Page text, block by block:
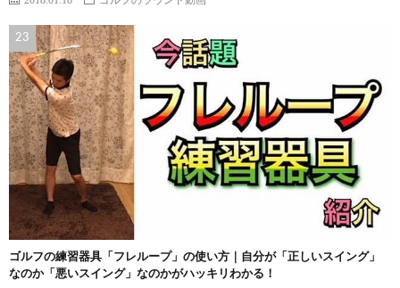
ゴルフの練習器具「フレループ」の使い方｜自分が「正しいスイング」
なのか「悪いスイング」なのかがハッキリわかる！